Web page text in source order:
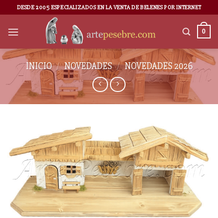
DESDE 2005 ESPECIALIZADOS EN LA VENTA DE BELENES POR INTERNET
0
INICIO / NOVEDADES / NOVEDADES 2026